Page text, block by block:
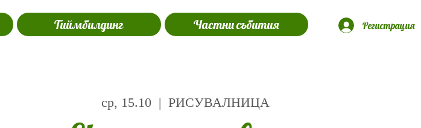
Тиймбилдинг Частни събития Регистрация
ср, 15.10
  |
РИСУВАЛНИЦА